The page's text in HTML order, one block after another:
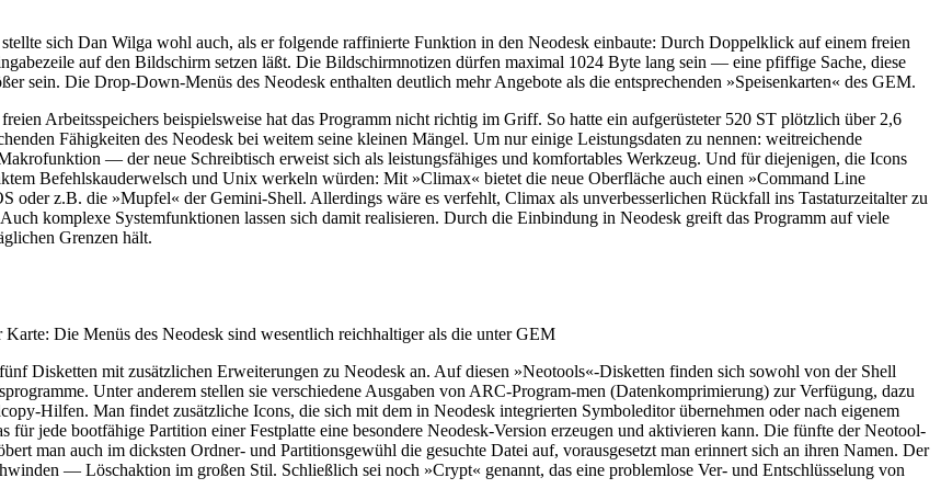
sich Dan Wilga wohl auch, als er folgende raffinierte Funktion in den Neodesk einbaute: Durch Doppelklick auf einem freien
auf den Bildschirm setzen läßt. Die Bildschirmnotizen dürfen maximal 1024 Byte lang sein — eine pfiffige Sache, diese
sein. Die Drop-Down-Menüs des Neodesk enthalten deutlich mehr Angebote als die entsprechenden »Speisenkarten« des GEM.
Arbeitsspeichers beispielsweise hat das Programm nicht richtig im Griff. So hatte ein aufgerüsteter 520 ST plötzlich über 2,6
Fähigkeiten des Neodesk bei weitem seine kleinen Mängel. Um nur einige Leistungsdaten zu nennen: weitreichende
— der neue Schreibtisch erweist sich als leistungsfähiges und komfortables Werkzeug. Und für diejenigen, die Icons
Befehlskauderwelsch und Unix werkeln würden: Mit »Climax« bietet die neue Oberfläche auch einen »Command Line
oder z.B. die »Mupfel« der Gemini-Shell. Allerdings wäre es verfehlt, Climax als unverbesserlichen Rückfall ins Tastaturzeitalter zu
komplexe Systemfunktionen lassen sich damit realisieren. Durch die Einbindung in Neodesk greift das Programm auf viele
Grenzen hält.
Karte: Die Menüs des Neodesk sind wesentlich reichhaltiger als die unter GEM
Disketten mit zusätzlichen Erweiterungen zu Neodesk an. Auf diesen »Neotools«-Disketten finden sich sowohl von der Shell
Unter anderem stellen sie verschiedene Ausgaben von ARC-Program-men (Datenkomprimierung) zur Verfügung, dazu
Hilfen. Man findet zusätzliche Icons, die sich mit dem in Neodesk integrierten Symboleditor übernehmen oder nach eigenem
jede bootfähige Partition einer Festplatte eine besondere Neodesk-Version erzeugen und aktivieren kann. Die fünfte der Neotool-
man auch im dicksten Ordner- und Partitionsgewühl die gesuchte Datei auf, vorausgesetzt man erinnert sich an ihren Namen. Der
— Löschaktion im großen Stil. Schließlich sei noch »Crypt« genannt, das eine problemlose Ver- und Entschlüsselung von